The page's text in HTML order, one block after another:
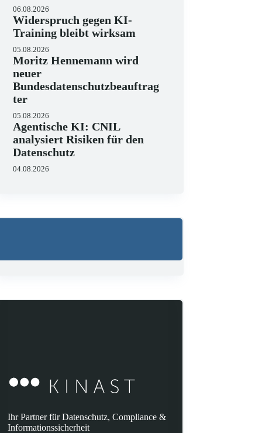
06.08.2026
Widerspruch gegen KI-
Training bleibt wirksam
05.08.2026
Moritz Hennemann wird
neuer
Bundesdatenschutzbeauftrag
ter
05.08.2026
Agentische KI: CNIL
analysiert Risiken für den
Datenschutz
04.08.2026
Ihr Partner für Datenschutz, Compliance &
Informationssicherheit